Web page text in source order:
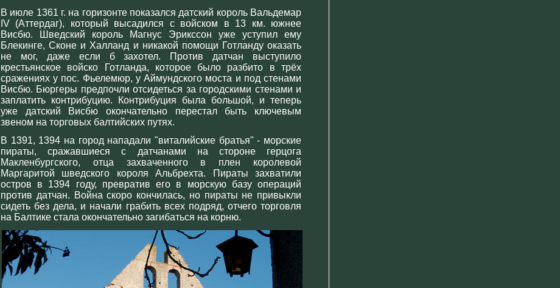
В июле 1361 г. на горизонте показался датский король Вальдемар
IV (Аттердаг), который высадился с войском в 13 км. южнее
Висбю. Шведский король Магнус Эрикссон уже уступил ему
Блекинге, Сконе и Халланд и никакой помощи Готланду оказать
не мог, даже если б захотел. Против датчан выступило
крестьянское войско Готланда, которое было разбито в трёх
сражениях у пос. Фьелемюр, у Аймундского моста и под стенами
Висбю. Бюргеры предпочли отсидеться за городскими стенами и
заплатить контрибуцию. Контрибуция была большой, и теперь
уже датский Висбю окончательно перестал быть ключевым
звеном на торговых балтийских путях.
В 1391, 1394 на город нападали "виталийские братья" - морские
пираты, сражавшиеся с датчанами на стороне герцога
Макленбургского, отца захваченного в плен королевой
Маргаритой шведского короля Альбрехта. Пираты захватили
остров в 1394 году, превратив его в морскую базу операций
против датчан. Война скоро кончилась, но пираты не привыкли
сидеть без дела, и начали грабить всех подряд, отчего торговля
на Балтике стала окончательно загибаться на корню.